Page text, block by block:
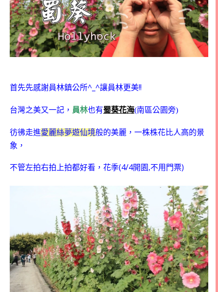
首先先感謝員林鎮公所^_^讓員林更美!!
台灣之美又一記， 員林也有蜀葵花海(南區公園旁)
彷彿走進愛麗絲夢遊仙境般的美麗，一株株花比人高的景
象，
不管左拍右拍上拍都好看，花季(4/4開園,不用門票)